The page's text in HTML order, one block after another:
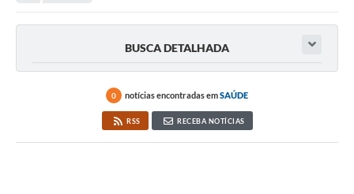
BUSCA DETALHADA
0 notícias encontradas emSAÚDE
RSS RECEBA NOTÍCIAS